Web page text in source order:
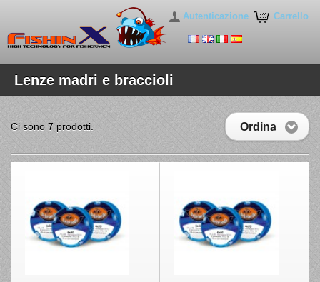
Carrello
Autenticazione
Lenze madri e braccioli
Ordina
Ci sono 7 prodotti.